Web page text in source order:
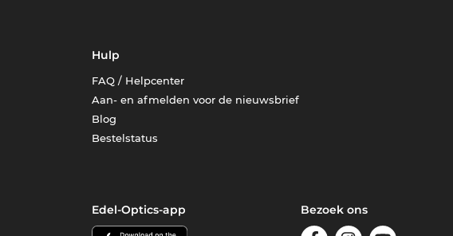
Hulp
FAQ / Helpcenter
Aan- en afmelden voor de nieuwsbrief
Blog
Bestelstatus
Edel-Optics-app Bezoek ons